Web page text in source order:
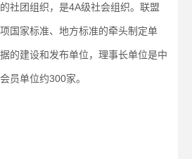
社团组织，是4A级社会组织。联盟
国家标准、地方标准的牵头制定单
的建设和发布单位，理事长单位是中
员单位约300家。